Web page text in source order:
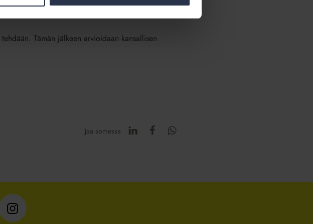
parlamentilta. Tämän jälkeen direktiivi on
Tämän jälkeen arvioidaan kansallisen
Jaa somessa
Isännöintiliitto